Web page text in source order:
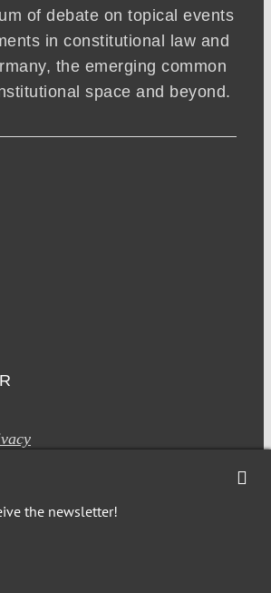
of debate on topical events
in constitutional law and
the emerging common
space and beyond.
the newsletter!